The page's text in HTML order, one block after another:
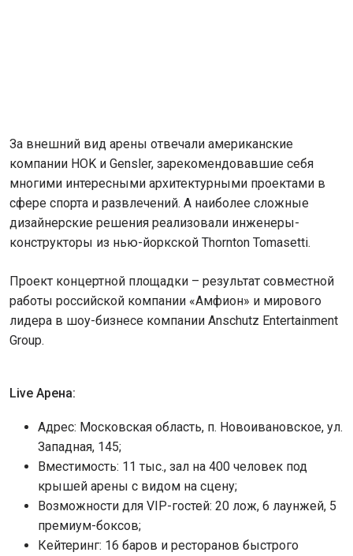
За внешний вид арены отвечали американские
компании HOK и Gеnsler, зарекомендовавшие себя
многими интересными архитектурными проектами в
сфере спорта и развлечений. А наиболее сложные
дизайнерские решения реализовали инженеры-
конструкторы из нью-йоркской Тhornton Tomasetti.
Проект концертной площадки – результат совместной
работы российской компании «Амфион» и мирового
лидера в шоу-бизнесе компании Anschutz Entertainment
Group.
Live Арена:
Адрес: Московская область, п. Новоивановское, ул.
Западная, 145;
Вместимость: 11 тыс., зал на 400 человек под
крышей арены с видом на сцену;
Возможности для VIP-гостей: 20 лож, 6 лаунжей, 5
премиум-боксов;
Кейтеринг: 16 баров и ресторанов быстрого